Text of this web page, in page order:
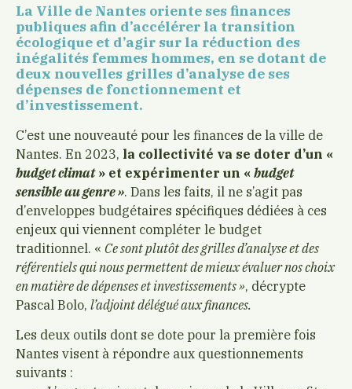
La Ville de Nantes oriente ses finances
publiques afin d’accélérer la transition
écologique et d’agir sur la réduction des
inégalités femmes hommes, en se dotant de
deux nouvelles grilles d’analyse de ses
dépenses de fonctionnement et
d’investissement.
C’est une nouveauté pour les finances de la ville de
Nantes. En 2023, la collectivité va se doter d’un «
budget climat» et expérimenter un « budget
sensible au genre ». Dans les faits, il ne s’agit pas
d’enveloppes budgétaires spécifiques dédiées à ces
enjeux qui viennent compléter le budget
traditionnel. « Ce sont plutôt des grilles d’analyse et des
référentiels qui nous permettent de mieux évaluer nos choix
en matière de dépenses et investissements », décrypte
Pascal Bolo, l’adjoint délégué aux finances.
Les deux outils dont se dote pour la première fois
Nantes visent à répondre aux questionnements
suivants :